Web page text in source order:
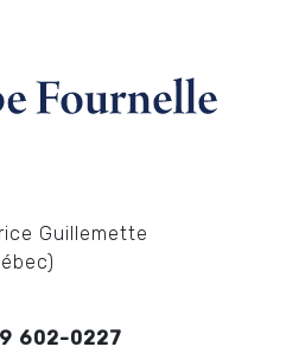
Guillemette
602-0227